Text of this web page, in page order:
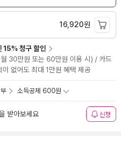
16,920원
15% 청구 할인
30만원 또는 60만원 이용 시) / 카드
없어도 최대 1만원 혜택 제공
소득공제 600원
받아보세요 신청